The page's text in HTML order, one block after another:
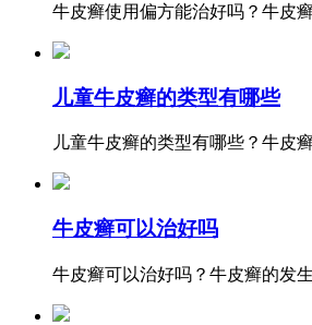
牛皮癣使用偏方能治好吗？牛皮
儿童牛皮癣的类型有哪些
儿童牛皮癣的类型有哪些？牛皮
牛皮癣可以治好吗
牛皮癣可以治好吗？牛皮癣的发